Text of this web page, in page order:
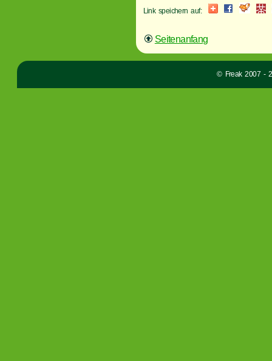
Link speichern auf:
Seitenanfang
© Freak 2007 -